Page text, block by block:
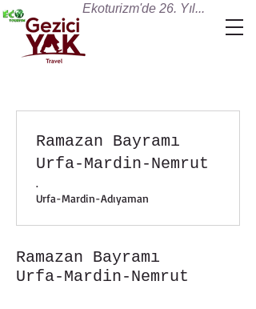
Ekoturizm'de 26. Yıl...
Ramazan Bayramı
Urfa-Mardin-Nemrut
Ramazan Bayramı
Urfa-Mardin-Nemrut
.
Urfa-Mardin-Adıyaman